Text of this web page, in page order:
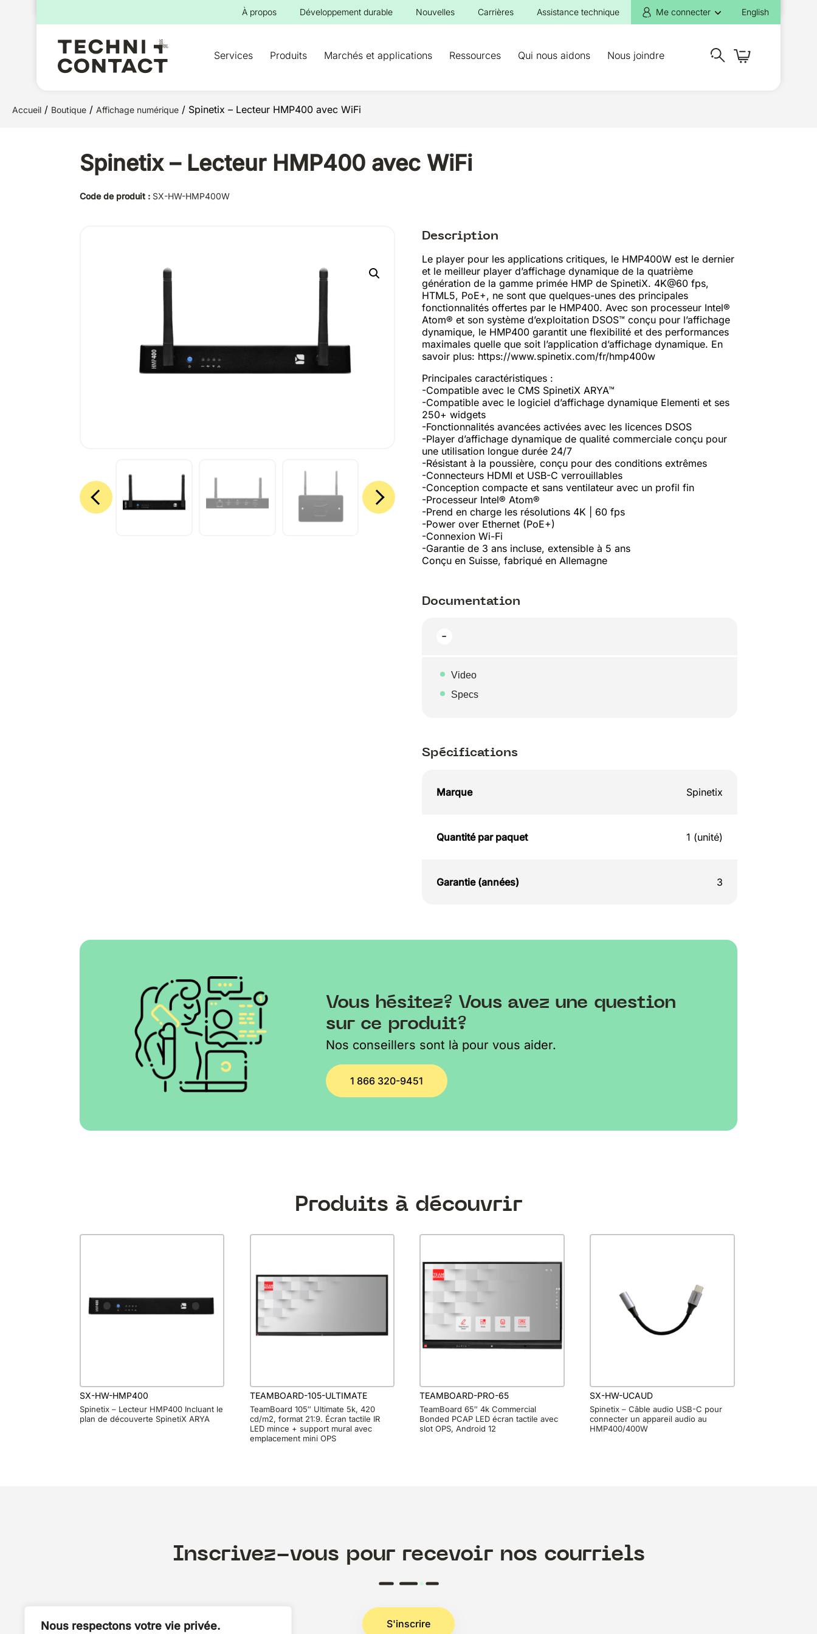
Nous respectons votre vie privée.
À propos Développement durable Nouvelles Carrières Assistance technique Me connecter English
Services Produits Marchés et applications Ressources Qui nous aidons Nous joindre
pour :
Accueil / Boutique / Affichage numérique / Spinetix – Lecteur HMP400 avec WiFi
Spinetix – Lecteur HMP400 avec WiFi
Code de produit : SX-HW-HMP400W
Description
Le player pour les applications critiques, le HMP400W est le dernier
et le meilleur player d’affichage dynamique de la quatrième
génération de la gamme primée HMP de SpinetiX. 4K@60 fps,
HTML5, PoE+, ne sont que quelques-unes des principales
fonctionnalités offertes par le HMP400. Avec son processeur Intel®
Atom® et son système d’exploitation DSOS™ conçu pour l’affichage
dynamique, le HMP400 garantit une flexibilité et des performances
maximales quelle que soit l’application d’affichage dynamique. En
savoir plus: https://www.spinetix.com/fr/hmp400w
Principales caractéristiques :
-Compatible avec le CMS SpinetiX ARYA™
-Compatible avec le logiciel d’affichage dynamique Elementi et ses
250+ widgets
-Fonctionnalités avancées activées avec les licences DSOS
-Player d’affichage dynamique de qualité commerciale conçu pour
une utilisation longue durée 24/7
-Résistant à la poussière, conçu pour des conditions extrêmes
-Connecteurs HDMI et USB-C verrouillables
-Conception compacte et sans ventilateur avec un profil fin
-Processeur Intel® Atom®
-Prend en charge les résolutions 4K | 60 fps
-Power over Ethernet (PoE+)
-Connexion Wi-Fi
-Garantie de 3 ans incluse, extensible à 5 ans
Conçu en Suisse, fabriqué en Allemagne
Documentation
Video
Specs
Spécifications
Marque Spinetix
Quantité par paquet 1 (unité)
Garantie (années) 3
Vous hésitez? Vous avez une question
sur ce produit?
Nos conseillers sont là pour vous aider.
1 866 320-9451
Produits à découvrir
SX-HW-HMP400
Spinetix – Lecteur HMP400 Incluant le
plan de découverte SpinetiX ARYA
TEAMBOARD-105-ULTIMATE
TeamBoard 105″ Ultimate 5k, 420
cd/m2, format 21:9. Écran tactile IR
LED mince + support mural avec
emplacement mini OPS
TEAMBOARD-PRO-65
TeamBoard 65″ 4k Commercial
Bonded PCAP LED écran tactile avec
slot OPS, Android 12
SX-HW-UCAUD
Spinetix – Câble audio USB-C pour
connecter un appareil audio au
HMP400/400W
Inscrivez-vous pour recevoir nos courriels
S'inscrire